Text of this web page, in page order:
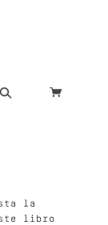
la
libro